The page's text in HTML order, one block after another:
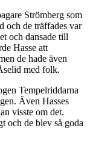
Strömberg som
och de träffades var
och dansade till
Hasse att
de hade även
med folk.
Tempelriddarna
Även Hasses
visste om det.
och de blev så goda